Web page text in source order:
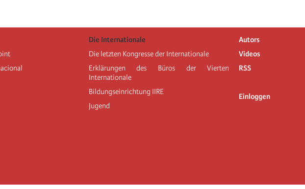
Die Internationale
Die letzten Kongresse der Internationale
Erklärungen des Büros der Vierten
Internationale
Bildungseinrichtung IIRE
Jugend
Autors
Videos
RSS
Einloggen